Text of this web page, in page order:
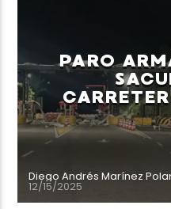
PARO
Diego Andrés Marínez
12/15/2025